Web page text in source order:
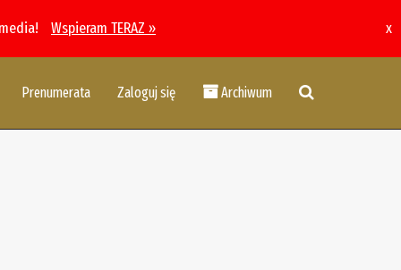
Wspieram TERAZ » x
Prenumerata Zaloguj się Archiwum